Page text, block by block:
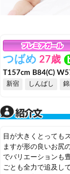
つばめ 27歳
T157cm B84(C)
新宿 しんばし 錦
目が大きくとっても
ますが形の良いお尻
でバリエーションも
ごとも全力で追及し